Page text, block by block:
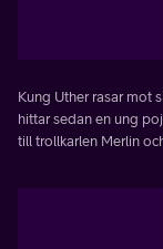
Kung Uther rasar mot
hittar sedan en ung
till trollkarlen Merlin